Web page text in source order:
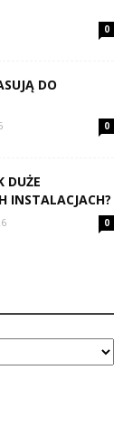
0
DO
0
DUŻE
INSTALACJACH?
0